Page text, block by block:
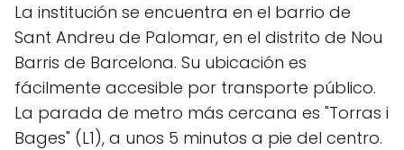
La institución se encuentra en el barrio de
Sant Andreu de Palomar, en el distrito de Nou
Barris de Barcelona. Su ubicación es
fácilmente accesible por transporte público.
La parada de metro más cercana es "Torras i
Bages" (L1), a unos 5 minutos a pie del centro.